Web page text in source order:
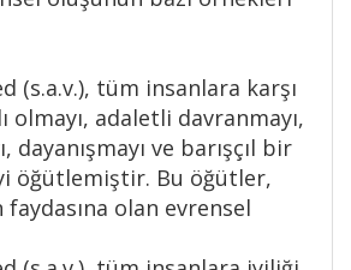
(s.a.v.), tüm insanlara karşı
olmayı, adaletli davranmayı,
dayanışmayı ve barışçıl bir
öğütlemiştir. Bu öğütler,
faydasına olan evrensel